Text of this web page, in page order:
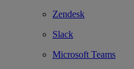
Zendesk
Slack
Microsoft Teams